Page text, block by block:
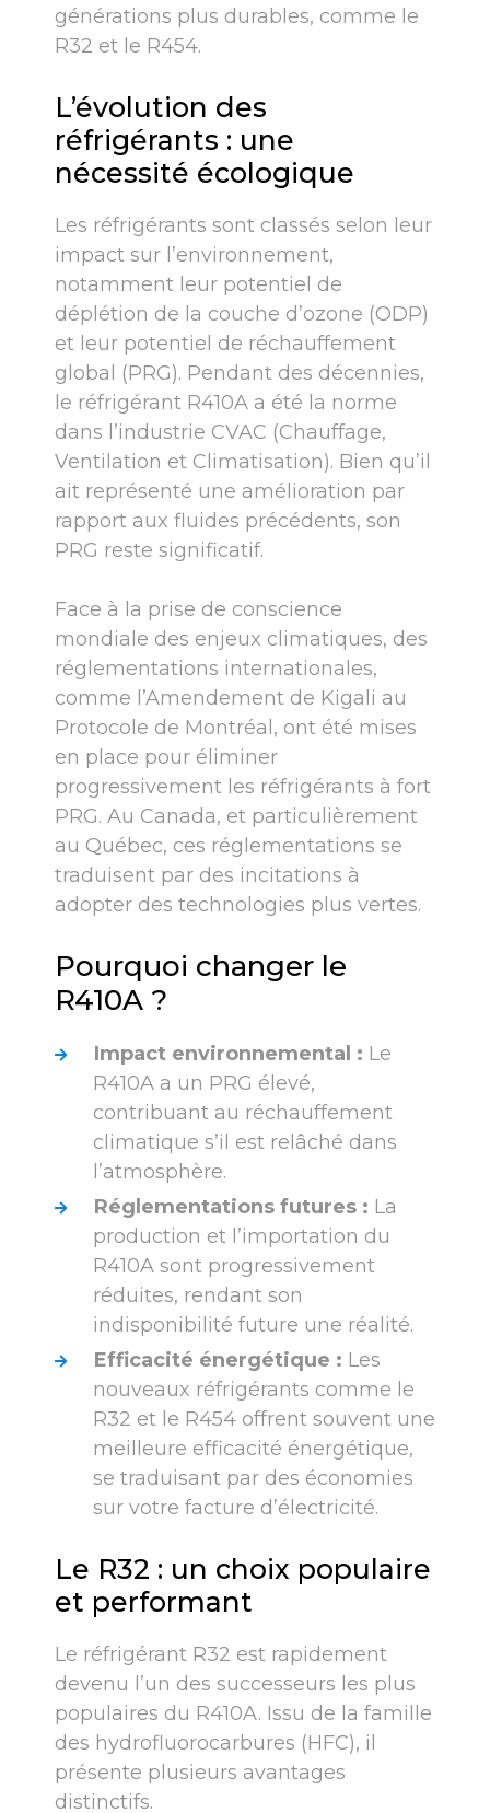
générations plus durables, comme le
R32 et le R454.
L’évolution des
réfrigérants : une
nécessité écologique
Les réfrigérants sont classés selon leur
impact sur l’environnement,
notamment leur potentiel de
déplétion de la couche d’ozone (ODP)
et leur potentiel de réchauffement
global (PRG). Pendant des décennies,
le réfrigérant R410A a été la norme
dans l’industrie CVAC (Chauffage,
Ventilation et Climatisation). Bien qu’il
ait représenté une amélioration par
rapport aux fluides précédents, son
PRG reste significatif.
Face à la prise de conscience
mondiale des enjeux climatiques, des
réglementations internationales,
comme l’Amendement de Kigali au
Protocole de Montréal, ont été mises
en place pour éliminer
progressivement les réfrigérants à fort
PRG. Au Canada, et particulièrement
au Québec, ces réglementations se
traduisent par des incitations à
adopter des technologies plus vertes.
Pourquoi changer le
R410A ?
Impact environnemental : Le
R410A a un PRG élevé,
contribuant au réchauffement
climatique s’il est relâché dans
l’atmosphère.
Réglementations futures : La
production et l’importation du
R410A sont progressivement
réduites, rendant son
indisponibilité future une réalité.
Efficacité énergétique : Les
nouveaux réfrigérants comme le
R32 et le R454 offrent souvent une
meilleure efficacité énergétique,
se traduisant par des économies
sur votre facture d’électricité.
Le R32 : un choix populaire
et performant
Le réfrigérant R32 est rapidement
devenu l’un des successeurs les plus
populaires du R410A. Issu de la famille
des hydrofluorocarbures (HFC), il
présente plusieurs avantages
distinctifs.